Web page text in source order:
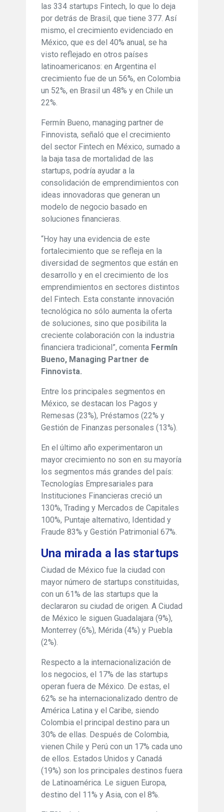
las 334 startups Fintech, lo que lo deja
por detrás de Brasil, que tiene 377. Así
mismo, el crecimiento evidenciado en
México, que es del 40% anual, se ha
visto reflejado en otros países
latinoamericanos: en Argentina el
crecimiento fue de un 56%, en Colombia
un 52%, en Brasil un 48% y en Chile un
22%.
Fermín Bueno, managing partner de
Finnovista, señaló que el crecimiento
del sector Fintech en México, sumado a
la baja tasa de mortalidad de las
startups, podría ayudar a la
consolidación de emprendimientos con
ideas innovadoras que generan un
modelo de negocio basado en
soluciones financieras.
“Hoy hay una evidencia de este
fortalecimiento que se refleja en la
diversidad de segmentos que están en
desarrollo y en el crecimiento de los
emprendimientos en sectores distintos
del Fintech. Esta constante innovación
tecnológica no sólo aumenta la oferta
de soluciones, sino que posibilita la
creciente colaboración con la industria
financiera tradicional”, comenta Fermín
Bueno, Managing Partner de
Finnovista.
Entre los principales segmentos en
México, se destacan los Pagos y
Remesas (23%), Préstamos (22% y
Gestión de Finanzas personales (13%).
En el último año experimentaron un
mayor crecimiento no son en su mayoría
los segmentos más grandes del país:
Tecnologías Empresariales para
Instituciones Financieras creció un
130%, Trading y Mercados de Capitales
100%, Puntaje alternativo, Identidad y
Fraude 83% y Gestión Patrimonial 67%.
Una mirada a las startups
Ciudad de México fue la ciudad con
mayor número de startups constituidas,
con un 61% de las startups que la
declararon su ciudad de origen. A Ciudad
de México le siguen Guadalajara (9%),
Monterrey (6%), Mérida (4%) y Puebla
(2%).
Respecto a la internacionalización de
los negocios, el 17% de las startups
operan fuera de México. De estas, el
62% se ha internacionalizado dentro de
América Latina y el Caribe, siendo
Colombia el principal destino para un
30% de ellas. Después de Colombia,
vienen Chile y Perú con un 17% cada uno
de ellos. Estados Unidos y Canadá
(19%) son los principales destinos fuera
de Latinoamérica. Le siguen Europa,
destino del 11% y Asia, con el 8%.